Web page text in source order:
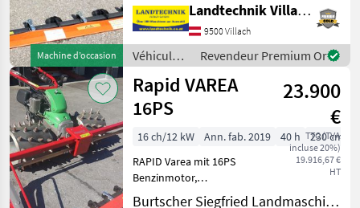
Machine d’occasion
rapport au modèle
précédent, commande
électrique pour le confort
des jeunes et des moins
Landtechnik Villach GmbH
9500 Villach
Véhicules
agricoles
à moteur /
Aebi
Revendeur Premium Or
Rapid VAREA
16PS
23.900
€
TTC (TVA
incluse 20%)
19.916,67 €
HT
16 ch/12 kW Ann. fab. 2019 40 h
230 cm
RAPID Varea mit 16PS
Benzinmotor,
Hydrostatischem
Burtscher Siegfried Landmaschinen